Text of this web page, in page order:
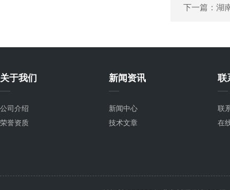
下一篇： 湖
关于我们
公司介绍
荣誉资质
新闻资讯
新闻中心
技术文章
联
联
在